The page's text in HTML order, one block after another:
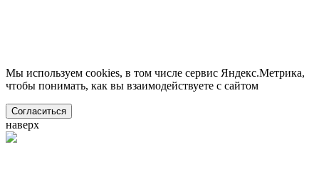
Мы используем cookies, в том числе сервис Яндекс.Метрика,
чтобы понимать, как вы взаимодействуете с сайтом
Согласиться
наверх